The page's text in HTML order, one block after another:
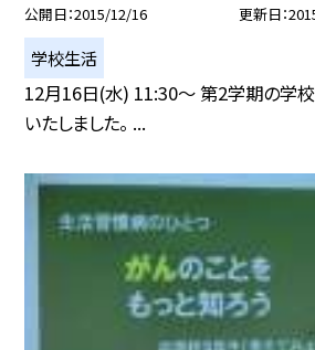
公開日 2015/12/16 更新日
学校生活
12月16日(水) 11:30〜 第2学期の学
いたしました。 ...